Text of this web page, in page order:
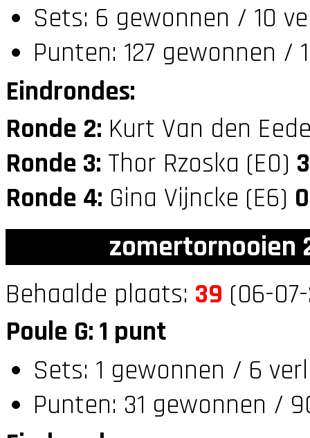
Sets: 6 gewonnen / 10
Punten: 127 gewonnen /
Eindrondes:
Ronde 2: Kurt Van den
Ronde 3: Thor Rzoska (E0) 3
Ronde 4: Gina Vijncke (E6) 0
zomertornooien
Behaalde plaats: 39 (06-
Poule G: 1 punt
Sets: 1 gewonnen / 6
Punten: 31 gewonnen /